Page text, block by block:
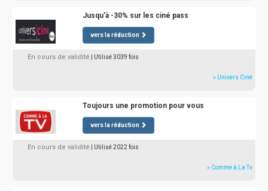
Jusqu'à -30% sur les ciné pass
vers la réduction
En cours de validité | Utilisé 3039 fois
» Univers Ciné
Toujours une promotion pour vous
vers la réduction
En cours de validité | Utilisé 2022 fois
» Comme à La Tv